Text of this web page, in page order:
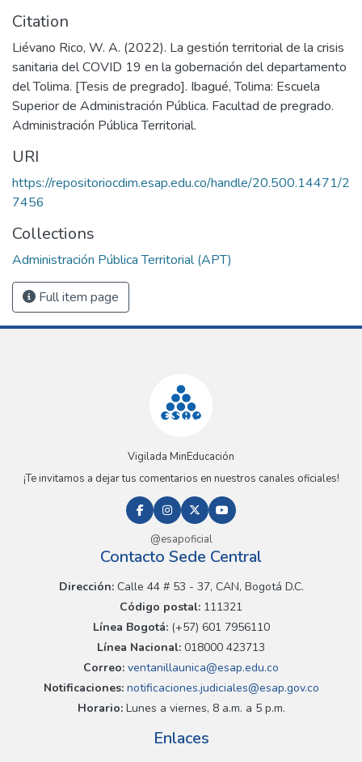
Citation
Liévano Rico, W. A. (2022). La gestión territorial de la crisis
sanitaria del COVID 19 en la gobernación del departamento
del Tolima. [Tesis de pregrado]. Ibagué, Tolima: Escuela
Superior de Administración Pública. Facultad de pregrado.
Administración Pública Territorial.
URI
https://repositoriocdim.esap.edu.co/handle/20.500.14471/2
7456
Collections
Administración Pública Territorial (APT)
Full item page
Vigilada MinEducación
¡Te invitamos a dejar tus comentarios en nuestros canales oficiales!
@esapoficial
Contacto Sede Central
Dirección:Calle 44 # 53 - 37, CAN, Bogotá D.C.
Código postal: 111321
Línea Bogotá:(+57) 601 7956110
Línea Nacional: 018000 423713
Correo: ventanillaunica@esap.edu.co
Notificaciones:notificaciones.judiciales@esap.gov.co
Horario:Lunes a viernes, 8 a.m. a 5 p.m.
Enlaces